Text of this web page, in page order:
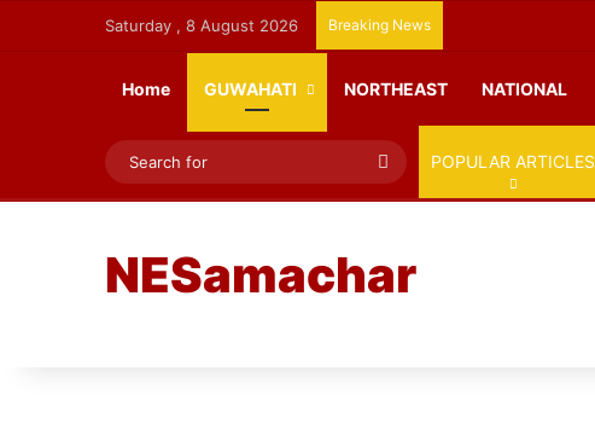
Saturday , 8 August 2026 Breaking News
Home GUWAHATI NORTHEAST NATIONAL
Search
for
POPULAR ARTICLES
NESamachar